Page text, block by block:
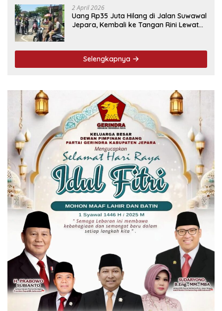
2 April 2026
Uang Rp35 Juta Hilang di Jalan Suwawal
Jepara, Kembali ke Tangan Rini Lewat
Selengkapnya